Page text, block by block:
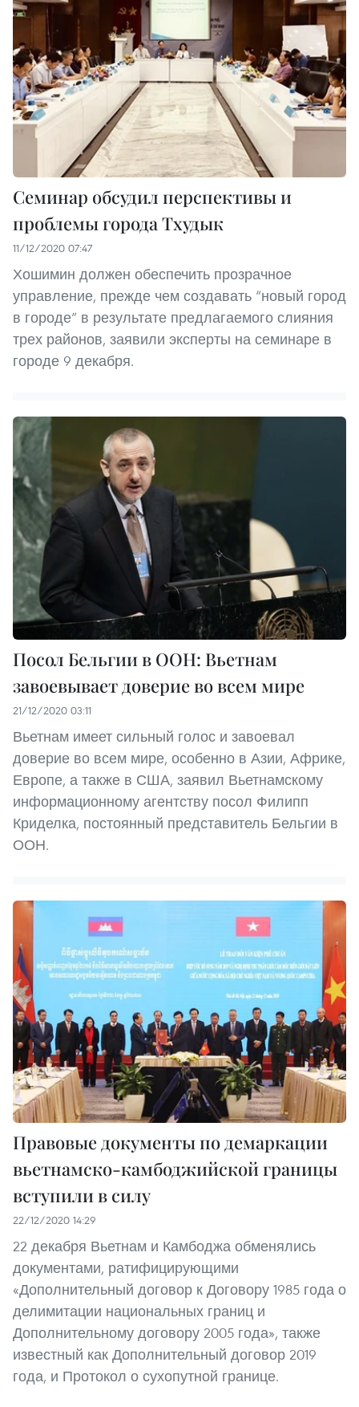
Семинар обсудил перспективы и
проблемы города Тхудык
11/12/2020 07:47
Хошимин должен обеспечить прозрачное
управление, прежде чем создавать “новый город
в городе” в результате предлагаемого слияния
трех районов, заявили эксперты на семинаре в
городе 9 декабря.
Посол Бельгии в ООН: Вьетнам
завоевывает доверие во всем мире
21/12/2020 03:11
Вьетнам имеет сильный голос и завоевал
доверие во всем мире, особенно в Азии, Африке,
Европе, а также в США, заявил Вьетнамскому
информационному агентству посол Филипп
Криделка, постоянный представитель Бельгии в
ООН.
Правовые документы по демаркации
вьетнамско-камбоджийской границы
вступили в силу
22/12/2020 14:29
22 декабря Вьетнам и Камбоджа обменялись
документами, ратифицирующими
«Дополнительный договор к Договору 1985 года о
делимитации национальных границ и
Дополнительному договору 2005 года», также
известный как Дополнительный договор 2019
года, и Протокол о сухопутной границе.